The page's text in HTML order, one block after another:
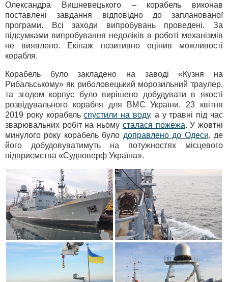
Олександра Вишневецького – корабель виконав
поставлені завдання відповідно до запланованої
програми. Всі заходи випробувань проведені. За
підсумками випробування недоліків в роботі механізмів
не виявлено. Екіпаж позитивно оцінив можливості
корабля.
Корабель було закладено на заводі «Кузня на
Рибальському» як риболовецький морозильний траулер,
та згодом корпус було вирішено добудувати в якості
розвідувального корабля для ВМС України. 23 квітня
2019 року корабельспустили на воду, а у травні під час
зварювальних робіт на ньому сталася пожежа. У жовтні
минулого року корабель було доправлено до Одеси, де
його добудовуватимуть на потужностях місцевого
підприємства «Судноверф Україна».